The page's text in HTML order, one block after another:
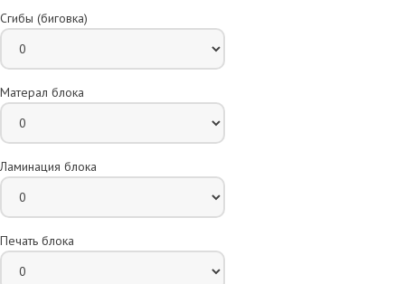
Сгибы (биговка)
Матерал блока
Ламинация блока
Печать блока